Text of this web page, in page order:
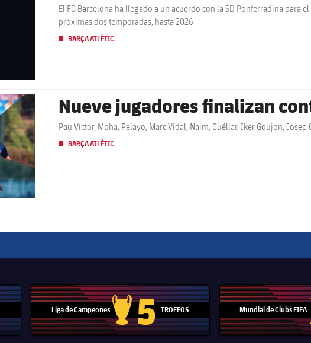
El FC Barcelona ha llegado a un acuerdo con la SD Ponferradina
próximas dos temporadas, hasta 2026
BARÇA ATLÈTIC
Nueve jugadores finalizan
Pau Víctor, Moha, Pelayo, Marc Vidal, Naim, Cuéllar, Iker Goujon,
BARÇA ATLÈTIC
Liga de Campeones
Trofeo de la Liga de Campeones
5 TROFEOS Mundial de Clubs FIFA